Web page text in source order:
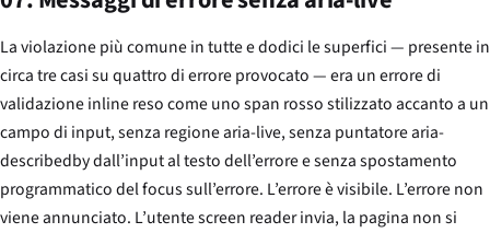
La violazione più comune in tutte e dodici le superfici — presente in
circa tre casi su quattro di errore provocato — era un errore di
validazione inline reso come uno span rosso stilizzato accanto a un
campo di input, senza regione aria-live, senza puntatore aria-
describedby dall’input al testo dell’errore e senza spostamento
programmatico del focus sull’errore. L’errore è visibile. L’errore non
viene annunciato. L’utente screen reader invia, la pagina non si